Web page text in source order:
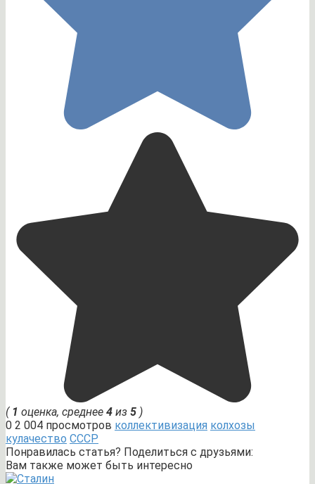
( 1 оценка, среднее 4 из 5 )
0 2 004 просмотров коллективизация колхозы
кулачество СССР
Понравилась статья? Поделиться с друзьями:
Вам также может быть интересно